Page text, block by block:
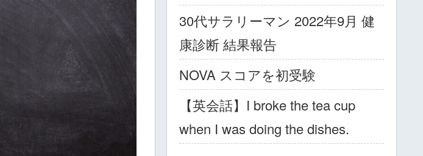
30代サラリーマン 2022年9月 健
康診断 結果報告
NOVA スコアを初受験
【英会話】I broke the tea cup
when I was doing the dishes.